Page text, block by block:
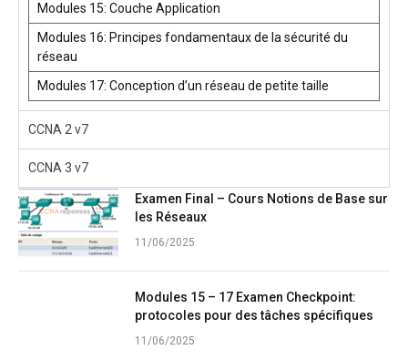
Modules 15: Couche Application
Modules 16: Principes fondamentaux de la sécurité du
réseau
Modules 17: Conception d’un réseau de petite taille
CCNA 2 v7
CCNA 3 v7
Examen Final – Cours Notions de Base sur
les Réseaux
11/06/2025
Modules 15 – 17 Examen Checkpoint:
protocoles pour des tâches spécifiques
11/06/2025